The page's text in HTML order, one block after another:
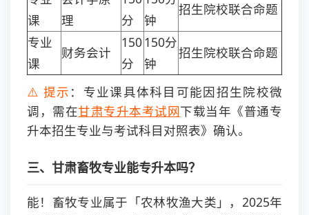
课
理
分
钟
招生院校联合命题
专业
课
财务会计
150
分
150分
钟
招生院校联合命题
⚠️ 提示 ：专业课具体科目可能因招生院校微
调，需在甘肃专升本考试网下载当年《普通专
升本招生专业与考试科目对照表》确认。
三、甘肃畜牧专业能专升本吗？
能！畜牧专业属于「农林牧渔大类」，2025年